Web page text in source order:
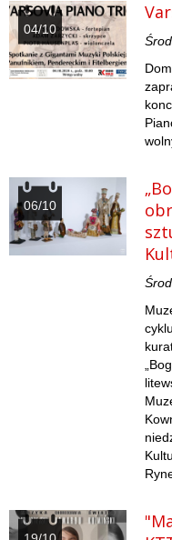
04/10
06/10